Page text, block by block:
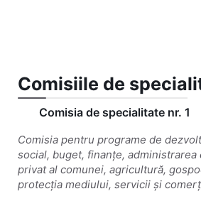
Comisiile de
Comisia de specialitate nr. 1
Comisia pentru programe de
social, buget, finanțe,
privat al comunei, agricultură,
protecția mediului, servicii și comerț